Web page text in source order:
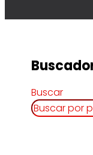
Buscar